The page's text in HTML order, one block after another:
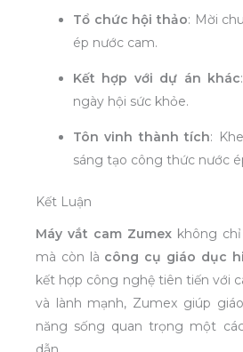
Tổ chức hội thảo: Mời
ép nước cam.
Kết hợp với dự án khác
ngày hội sức khỏe.
Tôn vinh thành tích:
sáng tạo công thức nước
Kết Luận
Máy vắt cam Zumexkhông chỉ
mà còn là công cụ giáo dục
kết hợp công nghệ tiên tiến với
và lành mạnh, Zumex giúp
năng sống quan trọng một